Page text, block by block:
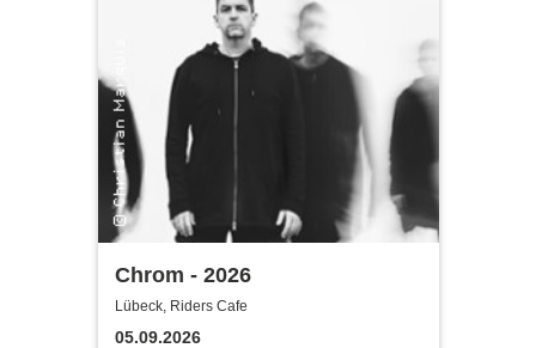
Chrom - 2026
Lübeck, Riders Cafe
05.09.2026